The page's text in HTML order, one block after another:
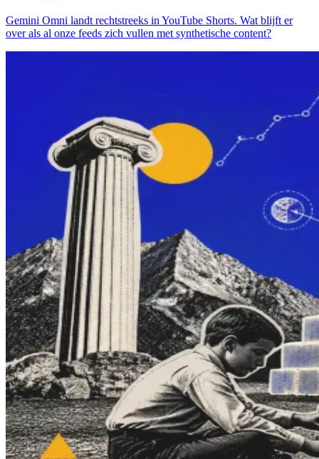
Gemini Omni landt rechtstreeks in YouTube Shorts. Wat blijft er
over als al onze feeds zich vullen met synthetische content?